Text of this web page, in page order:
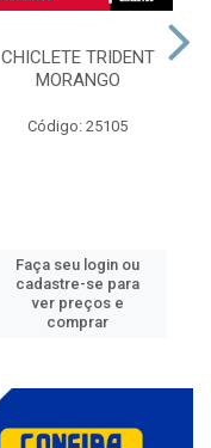
CHICLETE TRIDENT
MORANGO
Código: 25105
Faça seu login ou
cadastre-se para
ver preços e
comprar